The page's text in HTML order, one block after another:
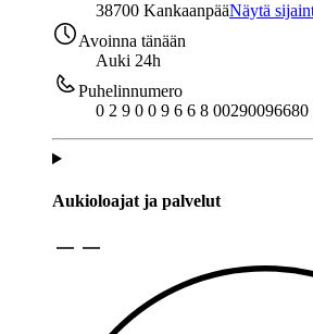
38700 KankaanpääNäytä
Avoinna tänään
Auki 24h
Puhelinnumero
0 2 9 0 0 9 6 6 8 00290096680
Aukioloajat ja palvelut